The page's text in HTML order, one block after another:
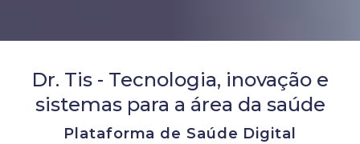
Dr. Tis - Tecnologia, inovação e
sistemas para a área da saúde
Plataforma de Saúde Digital